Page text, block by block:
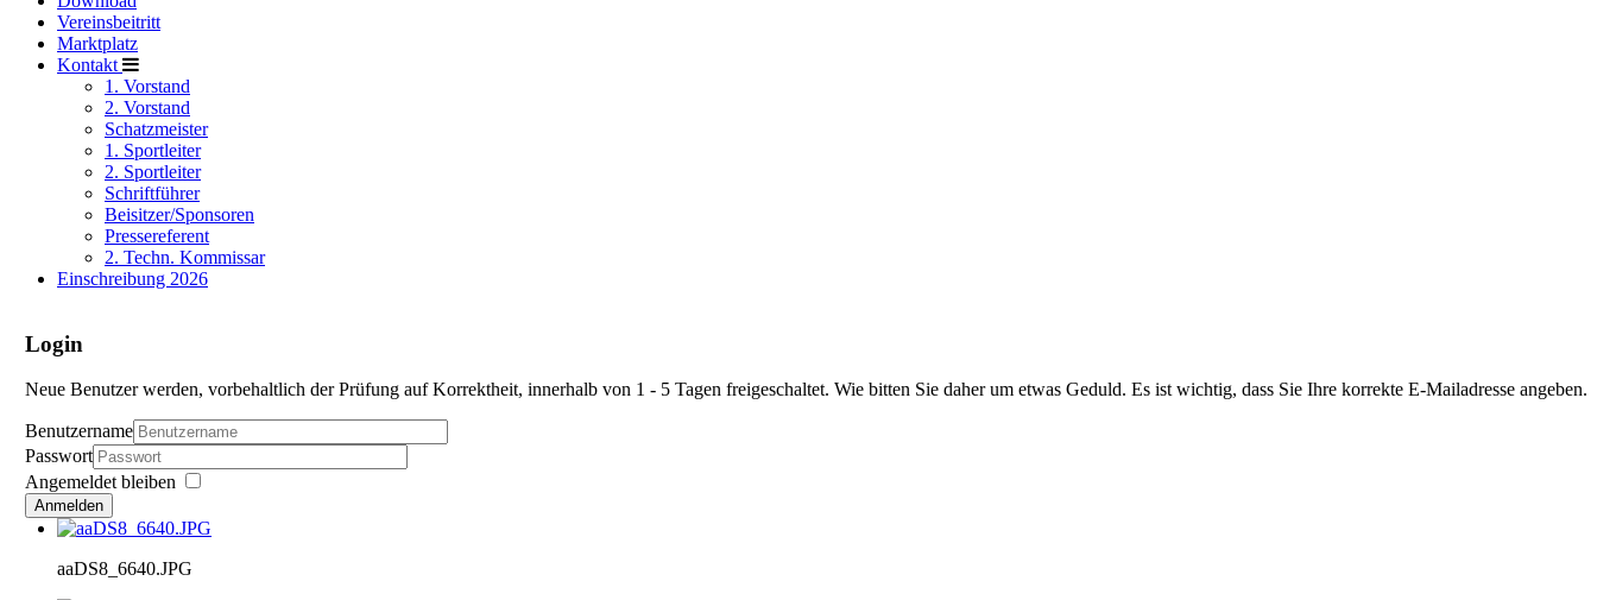
Vereinsbeitritt
Marktplatz
Kontakt
1. Vorstand
2. Vorstand
Schatzmeister
1. Sportleiter
2. Sportleiter
Schriftführer
Beisitzer/Sponsoren
Pressereferent
2. Techn. Kommissar
Einschreibung 2026
Login
Neue Benutzer werden, vorbehaltlich der Prüfung auf Korrektheit, innerhalb von 1 - 5 Tagen freigeschaltet. Wie bitten Sie daher um etwas Geduld. Es ist wichtig, dass Sie Ihre korrekte E-Mailadresse angeben.
Benutzername
Passwort
Angemeldet bleiben
Anmelden
aaDS8_6640.JPG